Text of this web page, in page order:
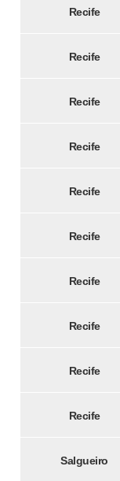
Recife
Recife
Recife
Recife
Recife
Recife
Recife
Recife
Recife
Recife
Salgueiro